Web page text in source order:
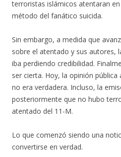
terroristas islámicos atentaran
método del fanático suicida.
Sin embargo, a medida que
sobre el atentado y sus autores,
iba perdiendo credibilidad.
ser cierta. Hoy, la opinión
no era verdadera. Incluso, la
posteriormente que no hubo
atentado del 11-M.
Lo que comenzó siendo una
convertirse en verdad.